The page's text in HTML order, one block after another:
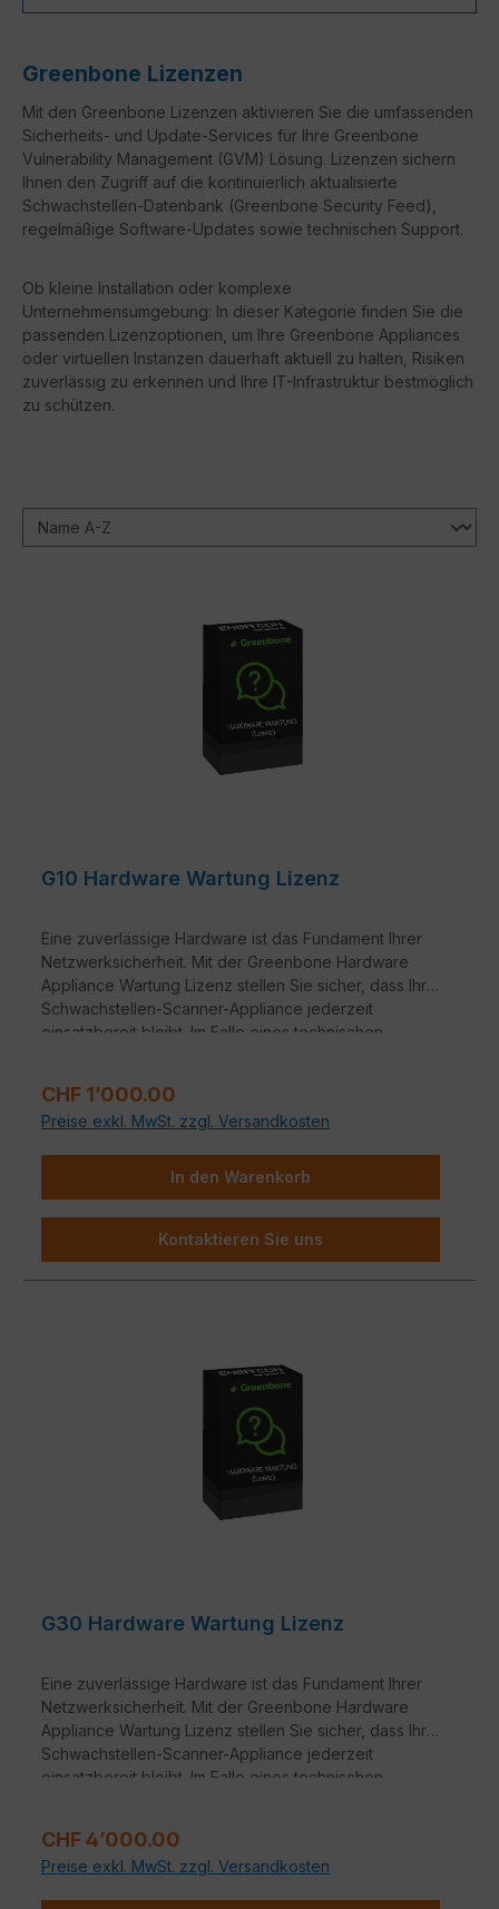
Greenbone Lizenzen
Mit den Greenbone Lizenzen aktivieren Sie die umfassenden
Sicherheits- und Update-Services für Ihre Greenbone
Vulnerability Management (GVM) Lösung. Lizenzen sichern
Ihnen den Zugriff auf die kontinuierlich aktualisierte
Schwachstellen-Datenbank (Greenbone Security Feed),
regelmäßige Software-Updates sowie technischen Support.
Ob kleine Installation oder komplexe
Unternehmensumgebung: In dieser Kategorie finden Sie die
passenden Lizenzoptionen, um Ihre Greenbone Appliances
oder virtuellen Instanzen dauerhaft aktuell zu halten, Risiken
zuverlässig zu erkennen und Ihre IT-Infrastruktur bestmöglich
zu schützen.
G10 Hardware Wartung Lizenz
Eine zuverlässige Hardware ist das Fundament Ihrer
Netzwerksicherheit. Mit der Greenbone Hardware
Appliance Wartung Lizenz stellen Sie sicher, dass Ihre
Schwachstellen-Scanner-Appliance jederzeit
einsatzbereit bleibt. Im Falle eines technischen
Infrastruktur ohne lange Ausfallzeiten geschützt bleibt.
Regulärer Preis:
CHF 1’000.00
Preise exkl. MwSt. zzgl. Versandkosten
In den Warenkorb
Kontaktieren Sie uns
G30 Hardware Wartung Lizenz
Eine zuverlässige Hardware ist das Fundament Ihrer
Netzwerksicherheit. Mit der Greenbone Hardware
Appliance Wartung Lizenz stellen Sie sicher, dass Ihre
Schwachstellen-Scanner-Appliance jederzeit
einsatzbereit bleibt. Im Falle eines technischen
Infrastruktur ohne lange Ausfallzeiten geschützt bleibt.
Regulärer Preis:
CHF 4’000.00
Preise exkl. MwSt. zzgl. Versandkosten